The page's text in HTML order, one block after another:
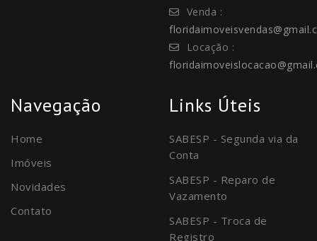
Venda :
Locação :
Navegação
Home
Imóveis
Novidades
Contato
Links Úteis
SABESP - Segunda via da
Conta
SABESP - Reparo de
Vazamento
SABESP - Troca de
Registro